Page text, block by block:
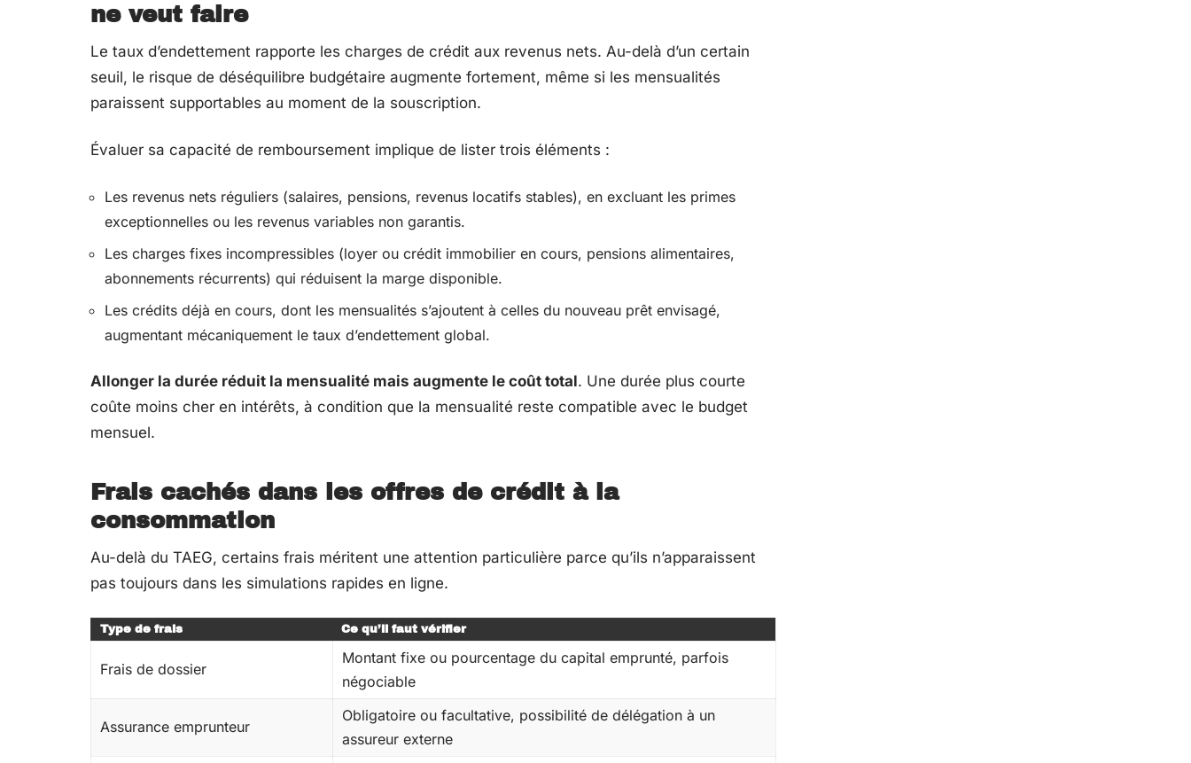
ne veut faire
Le taux d’endettement rapporte les charges de crédit aux revenus nets. Au-delà d’un certain
seuil, le risque de déséquilibre budgétaire augmente fortement, même si les mensualités
paraissent supportables au moment de la souscription.
Évaluer sa capacité de remboursement implique de lister trois éléments :
Les revenus nets réguliers (salaires, pensions, revenus locatifs stables), en excluant les primes
exceptionnelles ou les revenus variables non garantis.
Les charges fixes incompressibles (loyer ou crédit immobilier en cours, pensions alimentaires,
abonnements récurrents) qui réduisent la marge disponible.
Les crédits déjà en cours, dont les mensualités s’ajoutent à celles du nouveau prêt envisagé,
augmentant mécaniquement le taux d’endettement global.
Allonger la durée réduit la mensualité mais augmente le coût total. Une durée plus courte
coûte moins cher en intérêts, à condition que la mensualité reste compatible avec le budget
mensuel.
Frais cachés dans les offres de crédit à la
consommation
Au-delà du TAEG, certains frais méritent une attention particulière parce qu’ils n’apparaissent
pas toujours dans les simulations rapides en ligne.
Type de frais Ce qu’il faut vérifier
Frais de dossier
Montant fixe ou pourcentage du capital emprunté, parfois
négociable
Assurance emprunteur
Obligatoire ou facultative, possibilité de délégation à un
assureur externe